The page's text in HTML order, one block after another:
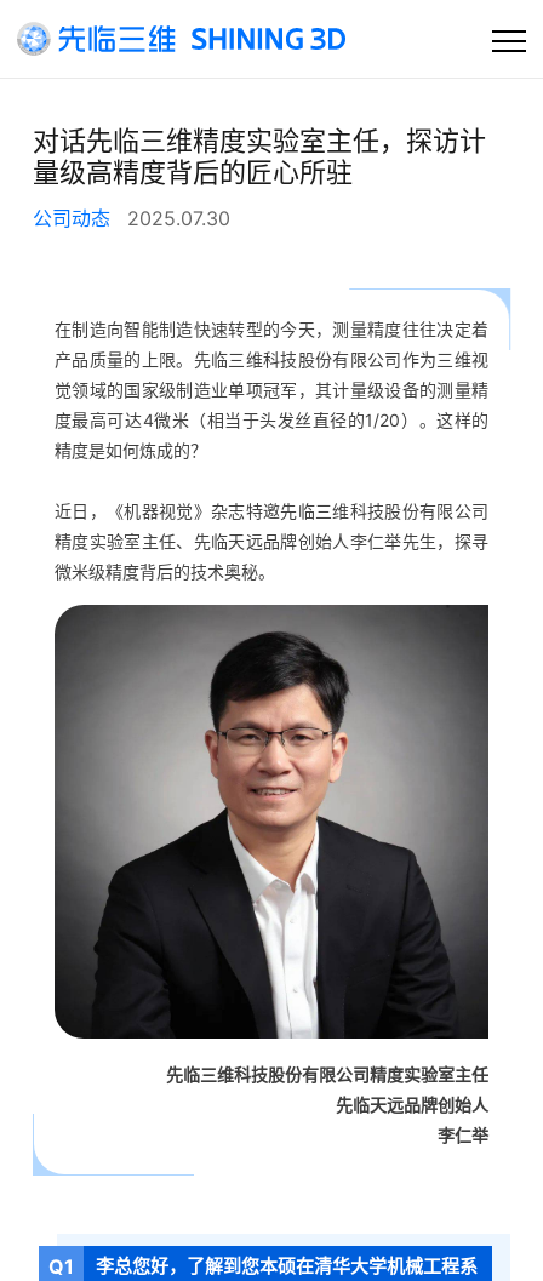
首页
公司
客户支持
资讯
对话先临三维精度实验室主任，探访计
量级高精度背后的匠心所驻
公司动态 2025.07.30
在制造向智能制造快速转型的今天，测量精度往往决定着
产品质量的上限。先临三维科技股份有限公司作为三维视
觉领域的国家级制造业单项冠军，其计量级设备的测量精
度最高可达4微米（相当于头发丝直径的1/20）。这样的
精度是如何炼成的？
近日，《机器视觉》杂志特邀先临三维科技股份有限公司
精度实验室主任、先临天远品牌创始人李仁举先生，探寻
微米级精度背后的技术奥秘。
先临三维科技股份有限公司精度实验室主任
先临天远品牌创始人
李仁举
Q1 李总您好， 了解到您本硕在清华大学机械工程系